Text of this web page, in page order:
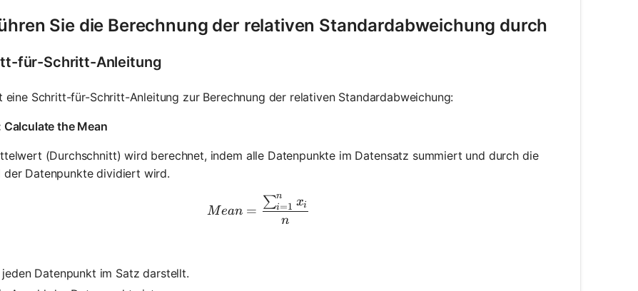
Sie die Berechnung der relativen Standardabweichung durch
für-Schritt-Anleitung
eine Schritt-für-Schritt-Anleitung zur Berechnung der relativen Standardabweichung:
Calculate the Mean
(Durchschnitt) wird berechnet, indem alle Datenpunkte im Datensatz summiert und durch die
der Datenpunkte dividiert wird.
Mean = \frac{\sum_{i=1}^{n} x_i}{n}
Mean =
n
∑i=1
n xi
jeden Datenpunkt im Satz darstellt.